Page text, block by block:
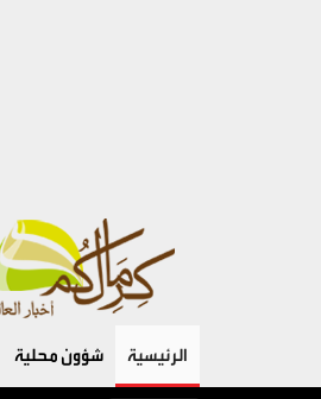
الرئيسية شؤون محلية